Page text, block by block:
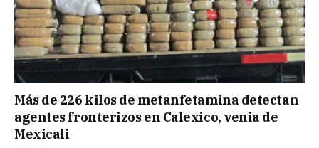
Más de 226 kilos de metanfetamina detectan
agentes fronterizos en Calexico, venia de
Mexicali